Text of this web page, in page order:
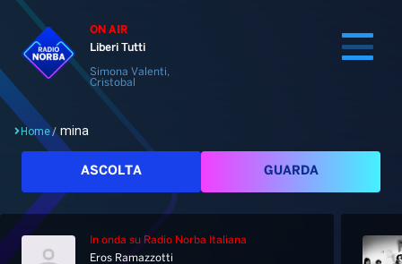
ON AIR
Liberi Tutti
Simona Valenti,
Cristobal
Home/ mina
ASCOLTA GUARDA
In onda su Radio Norba Italiana
Eros Ramazzotti